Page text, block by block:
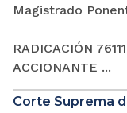
Magistrado
RADICACIÓN
ACCIONANTE ...
Corte Suprema